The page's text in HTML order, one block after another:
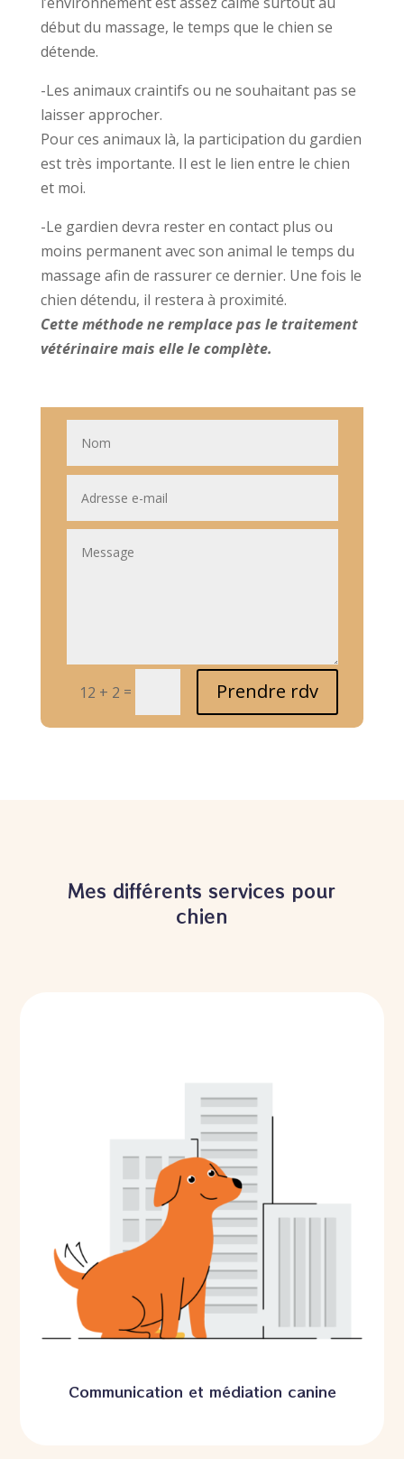
début du massage, le temps que le chien se
détende.
​-Les animaux craintifs ou ne souhaitant pas se
laisser approcher.
Pour ces animaux là, la participation du gardien
est très importante. Il est le lien entre le chien
et moi.
​-Le gardien devra rester en contact plus ou
moins permanent avec son animal le temps du
massage afin de rassurer ce dernier. Une fois le
chien détendu, il restera à proximité.
Cette méthode ne remplace pas le traitement
vétérinaire mais elle le complète.
12 + 2 = Prendre rdv
Mes différents services pour
chien
Communication et médiation canine